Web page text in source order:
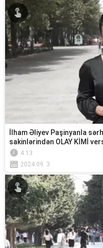
İlham Əliyev Paşinyanla
sakinlərindən OLAY KİMİ
4:13
2024.09. 3